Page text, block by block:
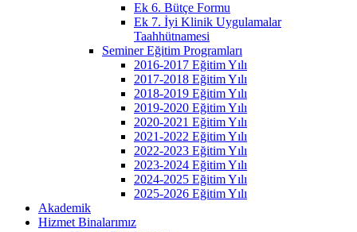
Ek 6. Bütçe Formu
Ek 7. İyi Klinik Uygulamalar
Taahhütnamesi
Seminer Eğitim Programları
2016-2017 Eğitim Yılı
2017-2018 Eğitim Yılı
2018-2019 Eğitim Yılı
2019-2020 Eğitim Yılı
2020-2021 Eğitim Yılı
2021-2022 Eğitim Yılı
2022-2023 Eğitim Yılı
2023-2024 Eğitim Yılı
2024-2025 Eğitim Yılı
2025-2026 Eğitim Yılı
Akademik
Hizmet Binalarımız